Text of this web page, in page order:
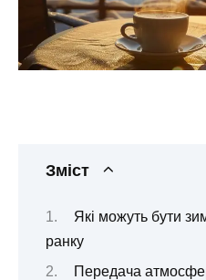
Зміст
Які можуть бути
ранку
Передача